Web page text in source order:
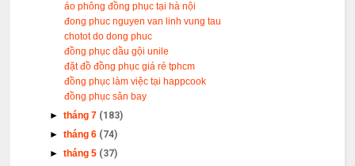
áo phông đồng phục tại hà nội
đong phuc nguyen van linh vung tau
chotot do dong phuc
đồng phục dầu gội unile
đặt đồ đồng phục giá rẻ tphcm
đồng phục làm việc tại happcook
đồng phục sân bay
►tháng 7 (183)
►tháng 6 (74)
►tháng 5 (37)